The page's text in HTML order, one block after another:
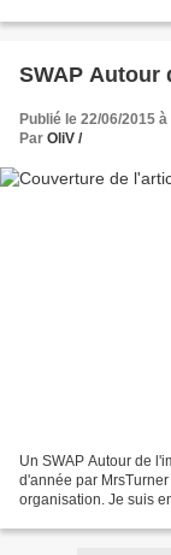
SWAP Autour
Publié le 22/06/2015 à
Par OliV /
Un SWAP Autour de
d'année par
organisation. Je suis